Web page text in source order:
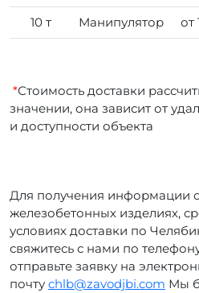
10 т Манипулятор от
*Стоимость доставки
значении, она зависит от
и доступности объекта
Для получения информации
железобетонных изделиях,
условиях доставки по
свяжитесь с нами по
отправьте заявку на
почту chlb@zavodjbi.com Мы